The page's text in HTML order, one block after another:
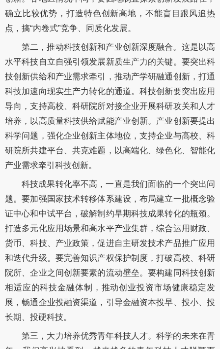
确立比较优势，打造特色创新高地，不能盲目跟风追热
点，搞“内卷式”竞争、同质化发展。
第二，推动科技创新和产业创新深度融合。这是以高
水平科技自立自强引领发展新质生产力的关键。要突出科
技创新供给和产业需求牵引，推动产学研融通创新，打通
科技加速向现实生产力转化的通道。科技创新要突出应用
导向，支持高校、科研院所对接企业开展科研攻关和人才
培养，以高质量科技供给赋能产业创新。产业创新要提出
科学问题，强化企业创新主体地位，支持企业与高校、科
研院所共建平台、共克难题，以高端化、绿色化、智能化
产业需求牵引科技创新。
科技成果转化率不高，一直是我们面临的一个突出问
题。要加强国家技术转移体系建设，布局建立一批概念验
证中心和中试平台，破解制约早期科技成果转化的瓶颈。
打造多元化应用场景和高水平产业集群，综合运用财政、
货币、科技、产业政策，促进自主研发技术产品推广应用
和迭代升级。要完善知识产权保护制度，打破高校、科研
院所、企业之间创新要素的流动壁垒。要构建同科技创新
相适应的科技金融体制，推动创业投资市场健康稳定发
展，畅通企业投融资渠道，引导金融资本投早、投小、投
长期、投硬科技。
第三，大力培养优秀青年科技人才。科学的未来在青